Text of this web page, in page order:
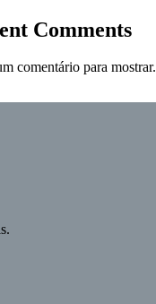
Comments
comentário para mostrar.